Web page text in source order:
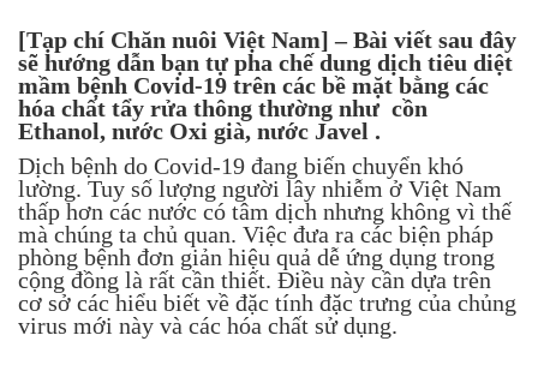
[Tạp chí Chăn nuôi Việt Nam] – Bài viết sau đây
sẽ hướng dẫn bạn tự pha chế dung dịch tiêu diệt
mầm bệnh Covid-19 trên các bề mặt bằng các
hóa chất tẩy rửa thông thường như cồn
Ethanol, nước Oxi già, nước Javel .
Dịch bệnh do Covid-19 đang biến chuyển khó
lường. Tuy số lượng người lây nhiễm ở Việt Nam
thấp hơn các nước có tâm dịch nhưng không vì thế
mà chúng ta chủ quan. Việc đưa ra các biện pháp
phòng bệnh đơn giản hiệu quả dễ ứng dụng trong
cộng đồng là rất cần thiết. Điều này cần dựa trên
cơ sở các hiểu biết về đặc tính đặc trưng của chủng
virus mới này và các hóa chất sử dụng.